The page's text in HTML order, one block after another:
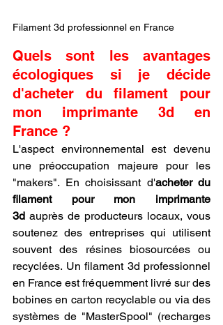
Filament 3d professionnel en France
Quels sont les avantages
écologiques si je décide
d'acheter du filament pour
mon imprimante 3d en
France ?
L'aspect environnemental est devenu
une préoccupation majeure pour les
"makers". En choisissant d'acheter du
filament pour mon imprimante
3d auprès de producteurs locaux, vous
soutenez des entreprises qui utilisent
souvent des résines biosourcées ou
recyclées. Un filament 3d professionnel
en France est fréquemment livré sur des
bobines en carton recyclable ou via des
systèmes de "MasterSpool" (recharges